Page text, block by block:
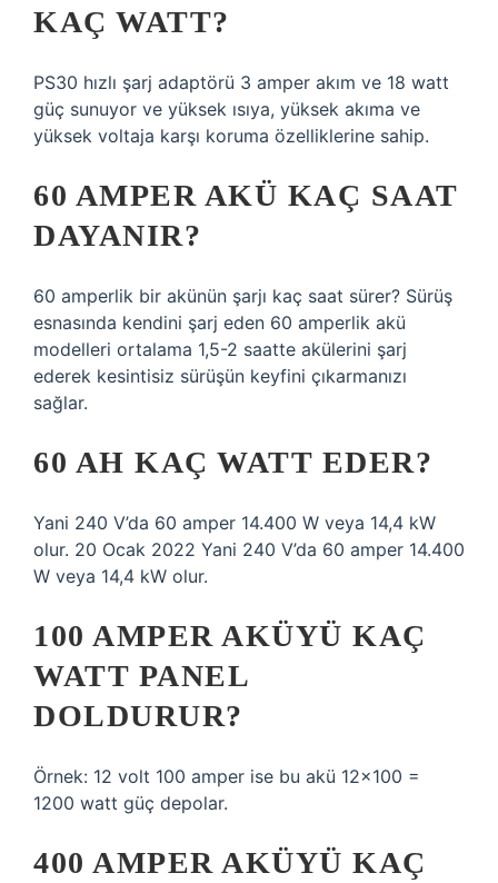
KAÇ WATT?
PS30 hızlı şarj adaptörü 3 amper akım ve 18 watt
güç sunuyor ve yüksek ısıya, yüksek akıma ve
yüksek voltaja karşı koruma özelliklerine sahip.
60 AMPER AKÜ KAÇ SAAT
DAYANIR?
60 amperlik bir akünün şarjı kaç saat sürer? Sürüş
esnasında kendini şarj eden 60 amperlik akü
modelleri ortalama 1,5-2 saatte akülerini şarj
ederek kesintisiz sürüşün keyfini çıkarmanızı
sağlar.
60 AH KAÇ WATT EDER?
Yani 240 V’da 60 amper 14.400 W veya 14,4 kW
olur. 20 Ocak 2022 Yani 240 V’da 60 amper 14.400
W veya 14,4 kW olur.
100 AMPER AKÜYÜ KAÇ
WATT PANEL
DOLDURUR?
Örnek: 12 volt 100 amper ise bu akü 12×100 =
1200 watt güç depolar.
400 AMPER AKÜYÜ KAÇ